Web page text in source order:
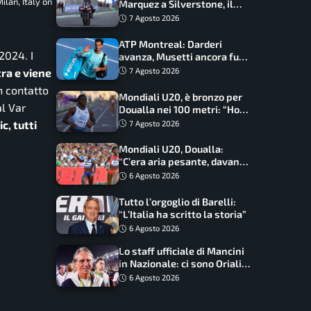
I
e viene
contatto
Var
tutti
Marquez a Silverstone, il
programma e gli orari
7 Agosto 2026
ATP Montreal: Darderi
avanza, Musetti ancora fuori
con Jodar
7 Agosto 2026
Mondiali U20, è bronzo per
Doualla nei 100 metri: “Ho
scacciato l’ansia”
7 Agosto 2026
Mondiali U20, Doualla:
“C’era aria pesante, davano
le mascherine! Finale? Non
6 Agosto 2026
Tutto l’orgoglio di Barelli:
“L’Italia ha scritto la storia”
6 Agosto 2026
Lo staff ufficiale di Mancini
in Nazionale: ci sono Oriali e
Bonucci, confermato un
6 Agosto 2026